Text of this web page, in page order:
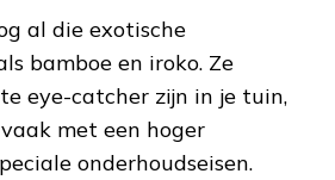
al die exotische
bamboe en iroko. Ze
eye-catcher zijn in je tuin,
met een hoger
onderhoudseisen.